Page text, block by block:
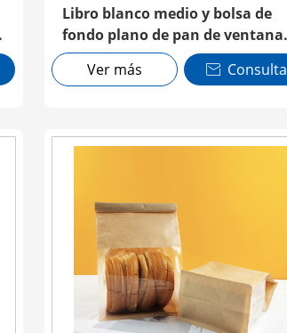
Libro blanco medio y bolsa de
fondo plano de pan de ventana
transparente con corbata de
estaño
Ver más  Consulta